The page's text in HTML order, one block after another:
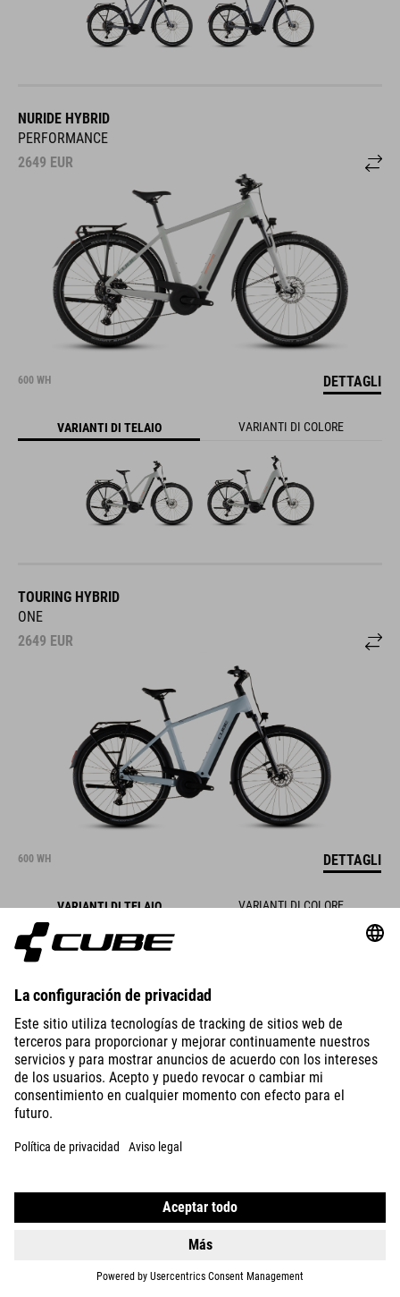
NURIDE HYBRID
PERFORMANCE
2649 EUR
600 WH DETTAGLI
VARIANTI DI TELAIO VARIANTI DI COLORE
TOURING HYBRID
ONE
2649 EUR
600 WH DETTAGLI
VARIANTI DI TELAIO VARIANTI DI COLORE
BIKES